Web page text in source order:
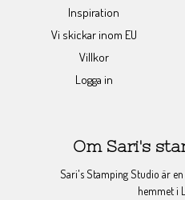
Inspiration
Vi skickar inom EU
Villkor
Logga in
Om Sari's
Sari's Stamping Studio är
hemmet i